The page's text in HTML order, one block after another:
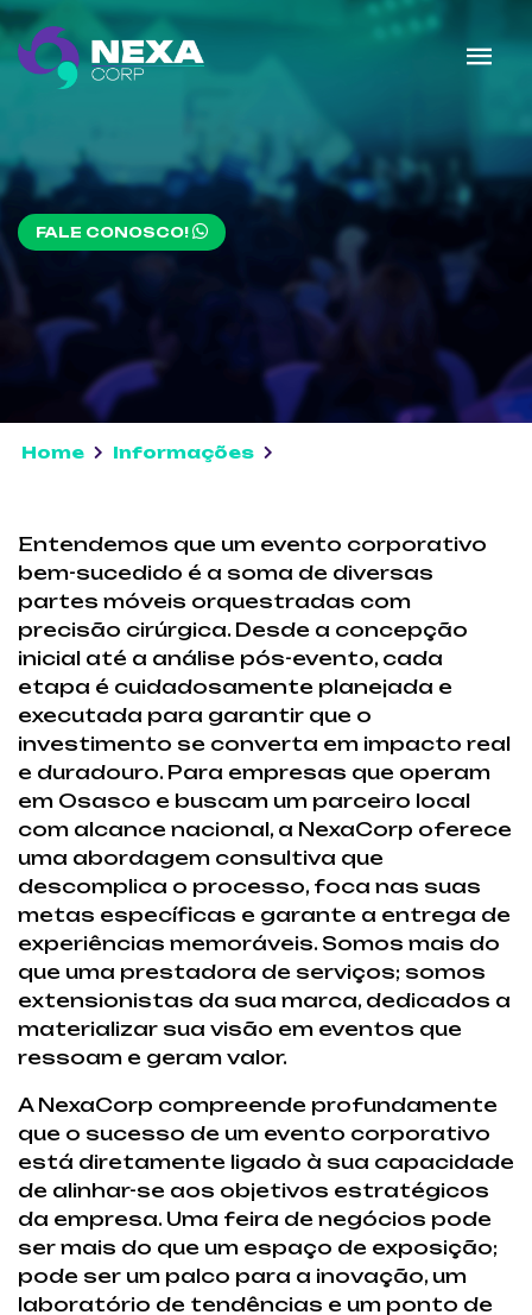
FALE CONOSCO!
Home Informações
Entendemos que um evento corporativo
bem-sucedido é a soma de diversas
partes móveis orquestradas com
precisão cirúrgica. Desde a concepção
inicial até a análise pós-evento, cada
etapa é cuidadosamente planejada e
executada para garantir que o
investimento se converta em impacto real
e duradouro. Para empresas que operam
em Osasco e buscam um parceiro local
com alcance nacional, a NexaCorp oferece
uma abordagem consultiva que
descomplica o processo, foca nas suas
metas específicas e garante a entrega de
experiências memoráveis. Somos mais do
que uma prestadora de serviços; somos
extensionistas da sua marca, dedicados a
materializar sua visão em eventos que
ressoam e geram valor.
A NexaCorp compreende profundamente
que o sucesso de um evento corporativo
está diretamente ligado à sua capacidade
de alinhar-se aos objetivos estratégicos
da empresa. Uma feira de negócios pode
ser mais do que um espaço de exposição;
pode ser um palco para a inovação, um
laboratório de tendências e um ponto de